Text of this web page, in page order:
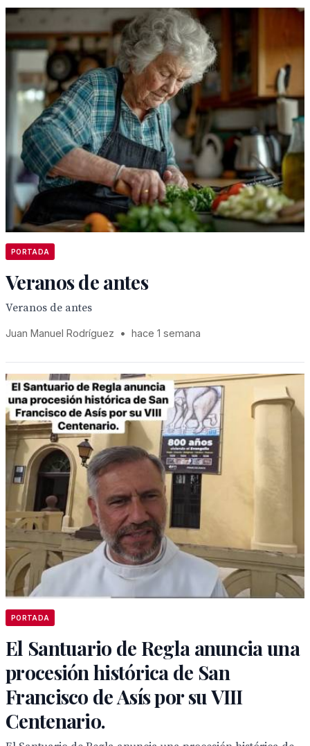
PORTADA
Veranos de antes
Veranos de antes
Juan Manuel Rodríguez • hace 1 semana
PORTADA
El Santuario de Regla anuncia una
procesión histórica de San
Francisco de Asís por su VIII
Centenario.